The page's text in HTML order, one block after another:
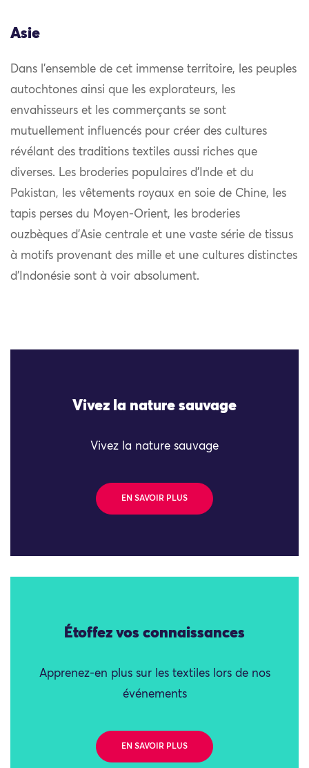
Asie
Dans l’ensemble de cet immense territoire, les peuples
autochtones ainsi que les explorateurs, les
envahisseurs et les commerçants se sont
mutuellement influencés pour créer des cultures
révélant des traditions textiles aussi riches que
diverses. Les broderies populaires d’Inde et du
Pakistan, les vêtements royaux en soie de Chine, les
tapis perses du Moyen-Orient, les broderies
ouzbèques d’Asie centrale et une vaste série de tissus
à motifs provenant des mille et une cultures distinctes
d’Indonésie sont à voir absolument.
Vivez la nature sauvage
Vivez la nature sauvage
EN SAVOIR PLUS
Étoffez vos connaissances
Apprenez-en plus sur les textiles lors de nos
événements
EN SAVOIR PLUS